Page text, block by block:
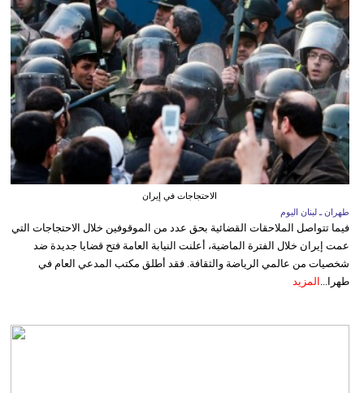
الاحتجاجات في إيران
طهران ـ لبنان اليوم
فيما تتواصل الملاحقات القضائية بحق عدد من الموقوفين خلال الاحتجاجات التي
عمت إيران خلال الفترة الماضية، أعلنت النيابة العامة فتح قضايا جديدة ضد
شخصيات من عالمي الرياضة والثقافة. فقد أطلق مكتب المدعي العام في
طهرا... المزيد